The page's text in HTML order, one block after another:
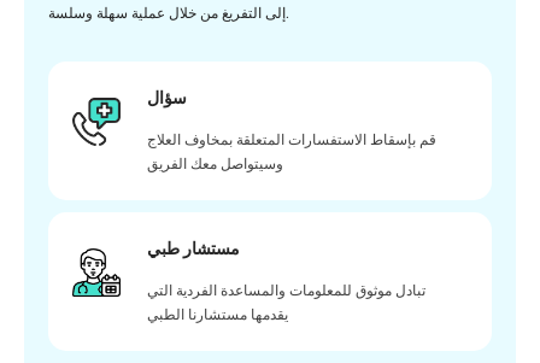
إلى التفريغ من خلال عملية سهلة وسلسة.
سؤال
قم بإسقاط الاستفسارات المتعلقة بمخاوف العلاج
وسيتواصل معك الفريق
مستشار طبي
تبادل موثوق للمعلومات والمساعدة الفردية التي
يقدمها مستشارنا الطبي